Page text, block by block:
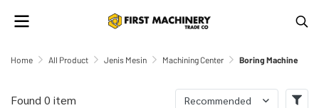
Home All Product Jenis Mesin Machining Center Boring Machine
Found 0 item Recommended